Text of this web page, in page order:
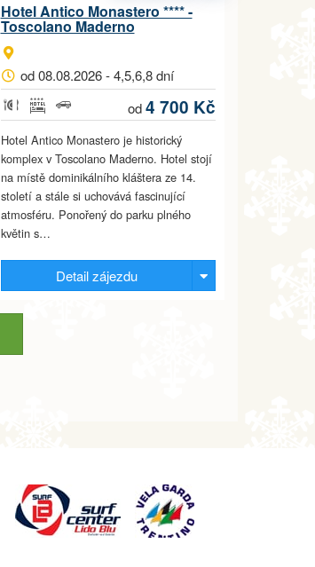
Hotel Antico Monastero **** -
Toscolano Maderno
od 08.08.2026 - 4,5,6,8 dní
od4 700 Kč
Hotel Antico Monastero je historický
komplex v Toscolano Maderno. Hotel stojí
na místě dominikálního kláštera ze 14.
století a stále si uchovává fascinující
atmosféru. Ponořený do parku plného
květin s…
Detail zájezdu